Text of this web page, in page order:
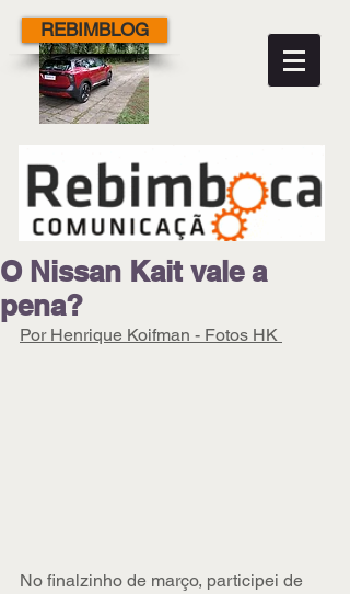
REBIMBLOG
O Nissan Kait vale a
pena?
Por Henrique Koifman - Fotos HK
No finalzinho de março, participei de